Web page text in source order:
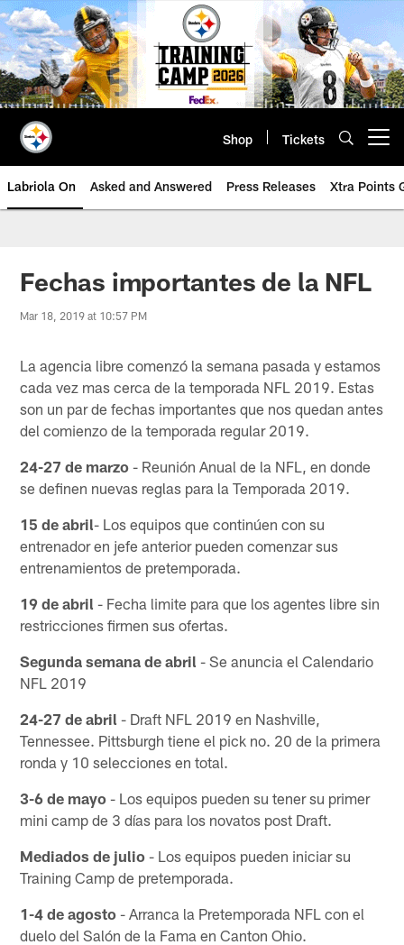
Skip
to
main
content
Shop Tickets
Labriola On Asked and Answered Press Releases Xtra Points
Fechas importantes de la NFL
Mar 18, 2019 at 10:57 PM
La agencia libre comenzó la semana pasada y estamos
cada vez mas cerca de la temporada NFL 2019. Estas
son un par de fechas importantes que nos quedan antes
del comienzo de la temporada regular 2019.
24-27 de marzo - Reunión Anual de la NFL, en donde
se definen nuevas reglas para la Temporada 2019.
15 de abril- Los equipos que continúen con su
entrenador en jefe anterior pueden comenzar sus
entrenamientos de pretemporada.
19 de abril - Fecha limite para que los agentes libre sin
restricciones firmen sus ofertas.
Segunda semana de abril - Se anuncia el Calendario
NFL 2019
24-27 de abril - Draft NFL 2019 en Nashville,
Tennessee. Pittsburgh tiene el pick no. 20 de la primera
ronda y 10 selecciones en total.
3-6 de mayo - Los equipos pueden su tener su primer
mini camp de 3 días para los novatos post Draft.
Mediados de julio - Los equipos pueden iniciar su
Training Camp de pretemporada.
1-4 de agosto - Arranca la Pretemporada NFL con el
duelo del Salón de la Fama en Canton Ohio.